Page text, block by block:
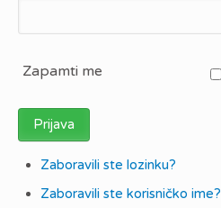
Zapamti me
Prijava
Zaboravili ste lozinku?
Zaboravili ste korisničko ime?